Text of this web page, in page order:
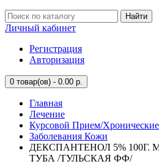
Найти
Личный кабинет
Регистрация
Авторизация
0 товар(ов) - 0.00 р.
Главная
Лечение
Курсовой Прием/Хронические
Заболевания Кожи
ДЕКСПАНТЕНОЛ 5%
ТУБА /ТУЛЬСКАЯ ФФ/